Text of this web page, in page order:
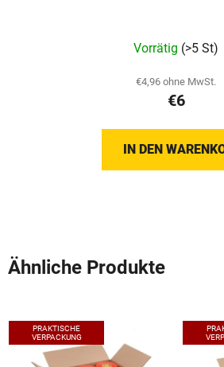
Vorrätig (>5 St)
€4,96 ohne MwSt.
€6
IN DEN
Ähnliche Produkte
PRAKTISCHE
VERPACKUNG